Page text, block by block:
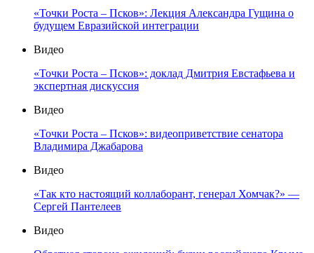
«Точки Роста – Псков»: Лекция Александра Гущина о
будущем Евразийской интеграции
Видео
«Точки Роста – Псков»: доклад Дмитрия Евстафьева и
экспертная дискуссия
Видео
«Точки Роста – Псков»: видеоприветствие сенатора
Владимира Джабарова
Видео
«Так кто настоящий коллаборант, генерал Хомчак?» —
Сергей Пантелеев
Видео